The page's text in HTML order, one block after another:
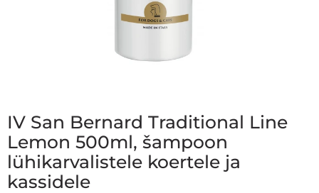
IV San Bernard Traditional Line
Lemon 500ml, šampoon
lühikarvalistele koertele ja
kassidele